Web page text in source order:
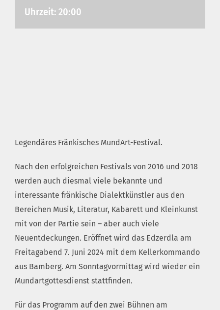
Uhrzeit: 20:00
Legendäres Fränkisches MundArt-Festival.
Nach den erfolgreichen Festivals von 2016 und 2018
werden auch diesmal viele bekannte und
interessante fränkische Dialektkünstler aus den
Bereichen Musik, Literatur, Kabarett und Kleinkunst
mit von der Partie sein – aber auch viele
Neuentdeckungen. Eröffnet wird das Edzerdla am
Freitagabend 7. Juni 2024 mit dem Kellerkommando
aus Bamberg. Am Sonntagvormittag wird wieder ein
Mundartgottesdienst stattfinden.
Für das Programm auf den zwei Bühnen am